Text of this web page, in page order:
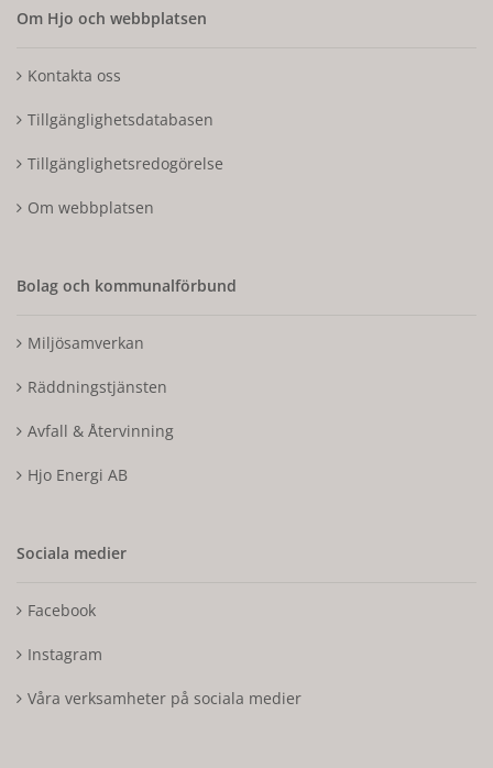
Om Hjo och webbplatsen
Kontakta oss
Tillgänglighetsdatabasen
Tillgänglighetsredogörelse
Om webbplatsen
Bolag och kommunalförbund
Miljösamverkan
Räddningstjänsten
Avfall & Återvinning
Hjo Energi AB
Sociala medier
Facebook
Instagram
Våra verksamheter på sociala medier